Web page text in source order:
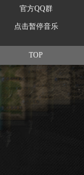
官方QQ群
点击暂停音乐
TOP